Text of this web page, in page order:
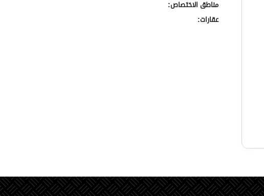
مناطق الاختصاص:
عقارات: